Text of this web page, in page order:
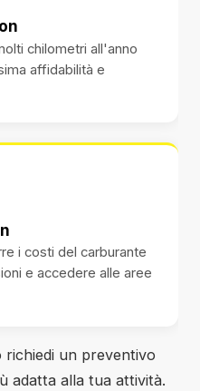
chilometri all'anno
affidabilità e
i costi del carburante
e accedere alle aree
un preventivo
adatta alla tua attività.